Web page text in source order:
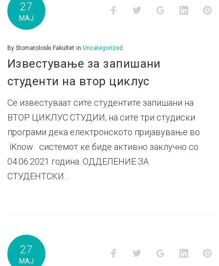
27
МАЈ
FacebookTwitter Google+
By Stomatoloski Fakultet in Uncategorized
Известување за запишани
студенти на втор циклус
Се известуваат сите студентите запишани на
ВТОР ЦИКЛУС СТУДИИ, на сите три студиски
програми дека електронското пријавување во
iKnow системот ке биде активно заклучно со
04.06.2021 година. ОДДЕЛЕНИЕ ЗА
СТУДЕНТСКИ…
27
МАЈ
FacebookTwitter Google+